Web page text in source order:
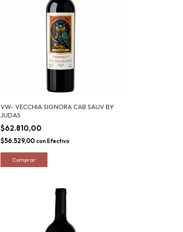
VW- VECCHIA SIGNORA CAB SAUV BY
JUDAS
$62.810,00
$56.529,00 conEfectivo